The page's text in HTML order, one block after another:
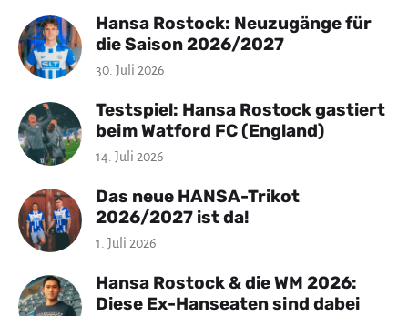
Hansa Rostock: Neuzugänge für
die Saison 2026/2027
30. Juli 2026
Testspiel: Hansa Rostock gastiert
beim Watford FC (England)
14. Juli 2026
Das neue HANSA-Trikot
2026/2027 ist da!
1. Juli 2026
Hansa Rostock & die WM 2026:
Diese Ex-Hanseaten sind dabei